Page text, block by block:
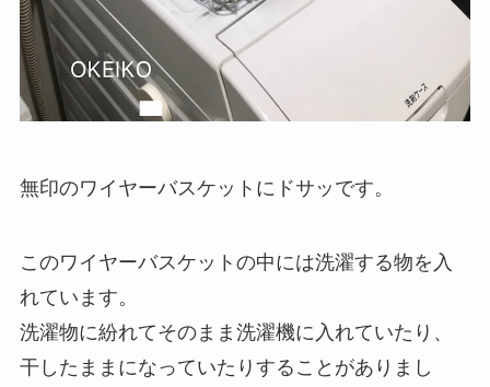
無印のワイヤーバスケットにドサッです。
このワイヤーバスケットの中には洗濯する物を入
れています。
洗濯物に紛れてそのまま洗濯機に入れていたり、
干したままになっていたりすることがありまし